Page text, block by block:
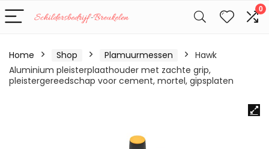
0
Home Shop Plamuurmessen
Hawk
Aluminium pleisterplaathouder met zachte grip,
pleistergereedschap voor cement, mortel, gipsplaten